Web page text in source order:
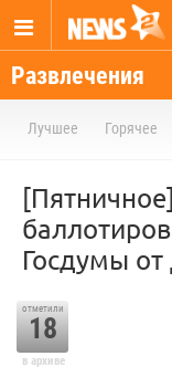
Развлечения
Лучшее Горячее
Госдумы
отметили
18
в архиве